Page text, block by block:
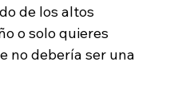
de los altos
o solo quieres
no debería ser una